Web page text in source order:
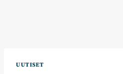
UUTISET